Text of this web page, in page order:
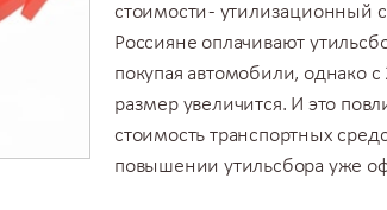
стоимости - утилизационный
Россияне оплачивают
покупая автомобили, однако с
размер увеличится. И это
стоимость транспортных
повышении утильсбора уже